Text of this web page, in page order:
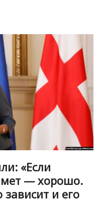
«Если
— хорошо.
зависит и его